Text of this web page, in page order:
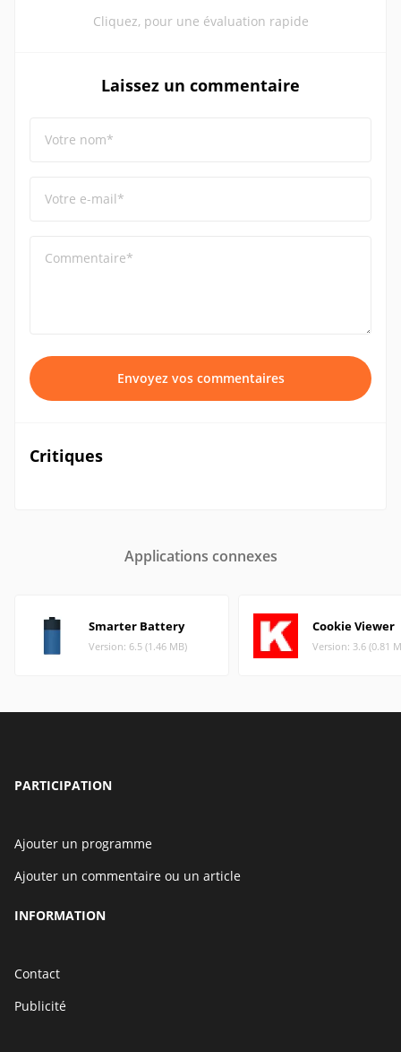
Cliquez, pour une évaluation rapide
Laissez un commentaire
Votre nom*
Votre e-mail*
Commentaire*
Envoyez vos commentaires
Critiques
Applications connexes
Smarter Battery
Version: 6.5 (1.46 MB)
Cookie Viewer
Version: 3.6 (0.81
PARTICIPATION
Ajouter un programme
Ajouter un commentaire ou un article
INFORMATION
Contact
Publicité